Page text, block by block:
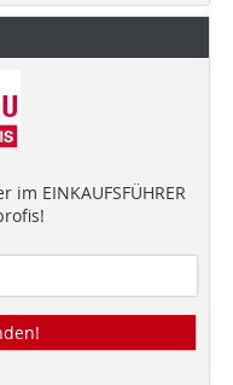
EINKAUFSFÜHRER